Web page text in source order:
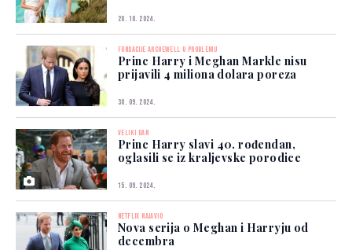
20. 10. 2024.
FONDACIJE ARCHEWELL U PROBLEMU
Princ Harry i Meghan Markle nisu
prijavili 4 miliona dolara poreza
30. 09. 2024.
VELIKI DAN
Princ Harry slavi 40. rođendan,
oglasili se iz kraljevske porodice
15. 09. 2024.
NETFLIX NAJAVIO
Nova serija o Meghan i Harryju od
decembra